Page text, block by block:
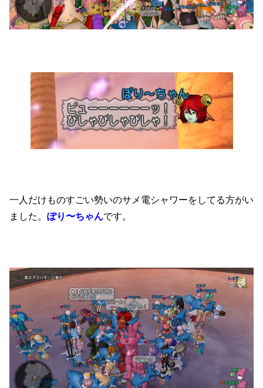
一人だけものすごい勢いのサメ電シャワーをしてる方がい
ました。 ぽり〜ちゃんです。